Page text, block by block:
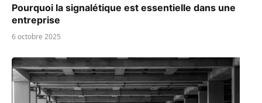
Pourquoi la signalétique est essentielle dans une
entreprise
6 octobre 2025